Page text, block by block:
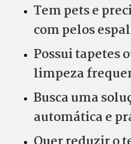
Tem pets e
com pelos
Possui tapetes
limpeza
Busca uma
automática e